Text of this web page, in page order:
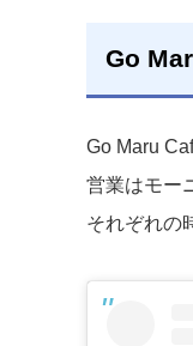
Go
Go Maru
営業はモー
それぞれの